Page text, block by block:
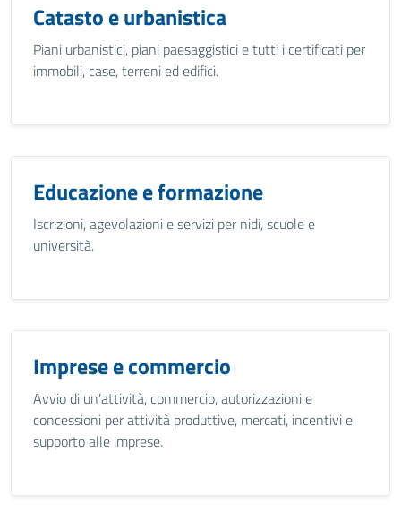
Catasto e urbanistica
Piani urbanistici, piani paesaggistici e tutti i certificati per
immobili, case, terreni ed edifici.
Educazione e formazione
Iscrizioni, agevolazioni e servizi per nidi, scuole e
università.
Imprese e commercio
Avvio di un’attività, commercio, autorizzazioni e
concessioni per attività produttive, mercati, incentivi e
supporto alle imprese.